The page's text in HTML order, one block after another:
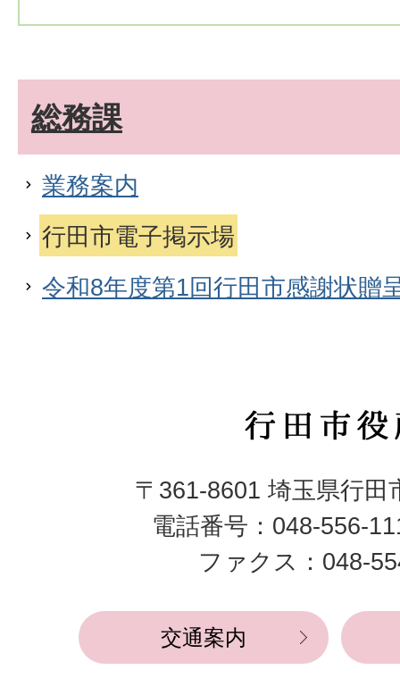
総務課
業務案内
行田市電子掲示場
令和8年度第1回行田市感謝状贈
行
市
役
所
〒361-8601 埼玉県行田
電話番号：048-556-
ファクス：048-
交通案内